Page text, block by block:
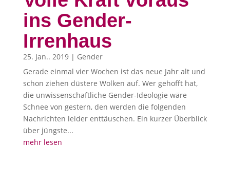
ins Gender-
Irrenhaus
25. Jan.. 2019| Gender
Gerade einmal vier Wochen ist das neue Jahr alt und
schon ziehen düstere Wolken auf. Wer gehofft hat,
die unwissenschaftliche Gender-Ideologie wäre
Schnee von gestern, den werden die folgenden
Nachrichten leider enttäuschen. Ein kurzer Überblick
über jüngste...
mehr lesen